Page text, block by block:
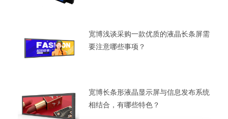
宽博浅谈采购一款优质的液晶长条屏需
要注意哪些事项？
宽博长条形液晶显示屏与信息发布系统
相结合，有哪些特色？